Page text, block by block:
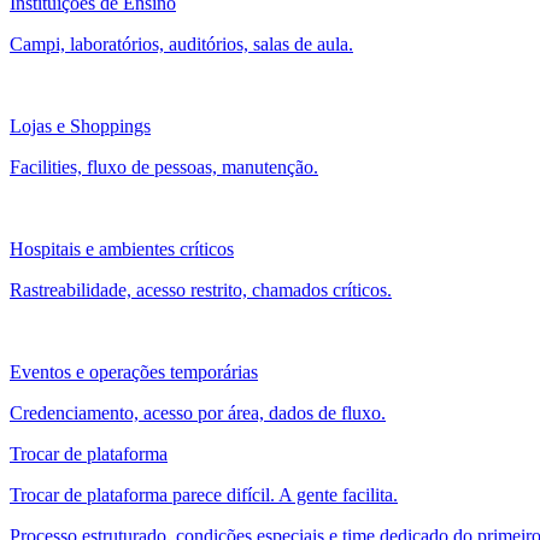
Campi, laboratórios, auditórios, salas de aula.
Lojas e Shoppings
Facilities, fluxo de pessoas, manutenção.
Hospitais e ambientes críticos
Rastreabilidade, acesso restrito, chamados críticos.
Eventos e operações temporárias
Credenciamento, acesso por área, dados de fluxo.
Trocar de plataforma
Trocar de plataforma parece difícil. A gente facilita.
Processo estruturado, condições especiais e time dedicado do